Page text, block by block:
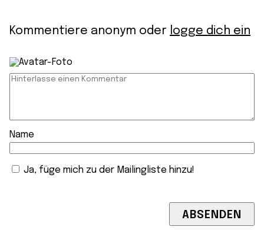
Kommentiere anonym oder logge dich ein
Name
Ja, füge mich zu der Mailingliste hinzu!